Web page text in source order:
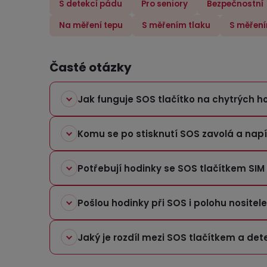
S detekcí pádu Pro seniory Bezpečnostní
Na měření tepu
S měřením tlaku S
Časté otázky
Jak funguje SOS tlačítko na chytrých
Komu se po stisknutí SOS zavolá a
Potřebují hodinky se SOS tlačítkem
Pošlou hodinky při SOS i polohu
Jaký je rozdíl mezi SOS tlačítkem a